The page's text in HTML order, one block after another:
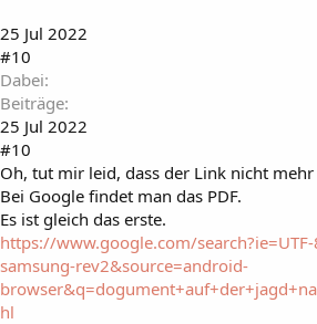
25 Jul 2022
#10
Dabei
Beiträge
25 Jul 2022
#10
Oh, tut mir leid, dass der Link nicht
Bei Google findet man das PDF.
Es ist gleich das erste.
https://www.google.com/
samsung-rev2&source=android-
hl